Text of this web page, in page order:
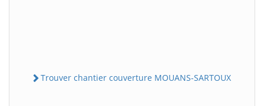
Trouver chantier couverture MOUANS-SARTOUX